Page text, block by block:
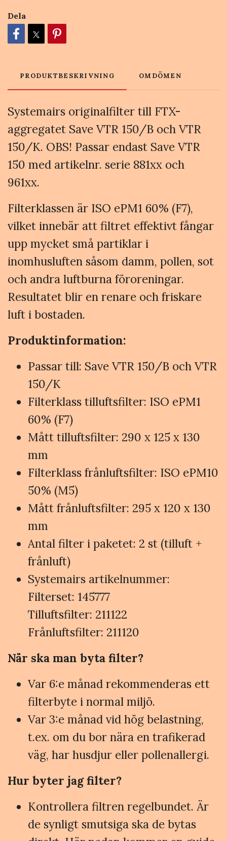
Dela
PRODUKTBESKRIVNING OMDÖMEN
Systemairs originalfilter till FTX-
aggregatet Save VTR 150/B och VTR
150/K. OBS! Passar endast Save VTR
150 med artikelnr. serie 881xx och
961xx.
Filterklassen är ISO ePM1 60% (F7),
vilket innebär att filtret effektivt fångar
upp mycket små partiklar i
inomhusluften såsom damm, pollen, sot
och andra luftburna föroreningar.
Resultatet blir en renare och friskare
luft i bostaden.
Produktinformation:
Passar till: Save VTR 150/B och VTR
150/K
Filterklass tilluftsfilter: ISO ePM1
60% (F7)
Mått tilluftsfilter: 290 x 125 x 130
mm
Filterklass frånluftsfilter: ISO ePM10
50% (M5)
Mått frånluftsfilter: 295 x 120 x 130
mm
Antal filter i paketet: 2 st (tilluft +
frånluft)
Systemairs artikelnummer:
Filterset: 145777
Tilluftsfilter: 211122
Frånluftsfilter: 211120
När ska man byta filter?
Var 6:e månad rekommenderas ett
filterbyte i normal miljö.
Var 3:e månad vid hög belastning,
t.ex. om du bor nära en trafikerad
väg, har husdjur eller pollenallergi.
Hur byter jag filter?
Kontrollera filtren regelbundet. Är
de synligt smutsiga ska de bytas